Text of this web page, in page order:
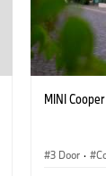
MINI
3 Door ·